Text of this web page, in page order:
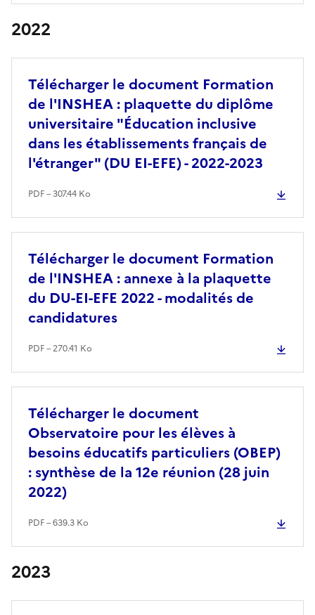
2022
Télécharger le document Formation
de l'INSHEA : plaquette du diplôme
universitaire "Éducation inclusive
dans les établissements français de
l'étranger" (DU EI-EFE) - 2022-2023
PDF – 307.44 Ko
Télécharger le document Formation
de l'INSHEA : annexe à la plaquette
du DU-EI-EFE 2022 - modalités de
candidatures
PDF – 270.41 Ko
Télécharger le document
Observatoire pour les élèves à
besoins éducatifs particuliers (OBEP)
: synthèse de la 12e réunion (28 juin
2022)
PDF – 639.3 Ko
2023